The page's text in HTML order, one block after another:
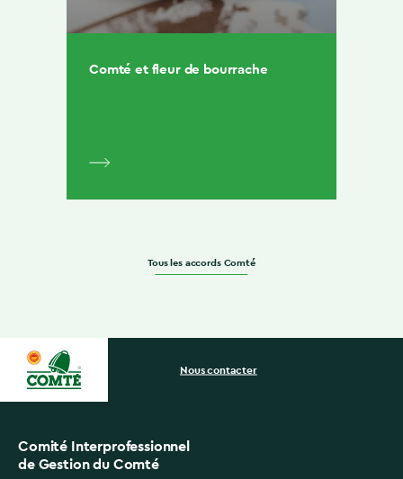
Comté et fleur de bourrache
Tous les accords Comté
Comité Interprofessionnel
de Gestion du Comté
Nous contacter